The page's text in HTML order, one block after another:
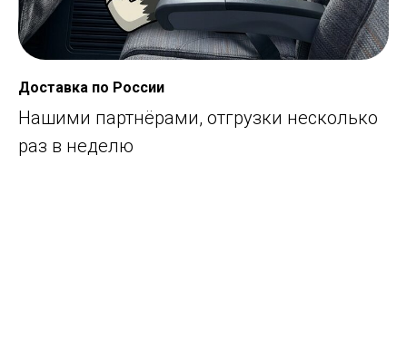
Доставка по России
Нашими партнёрами, отгрузки несколько
раз в неделю